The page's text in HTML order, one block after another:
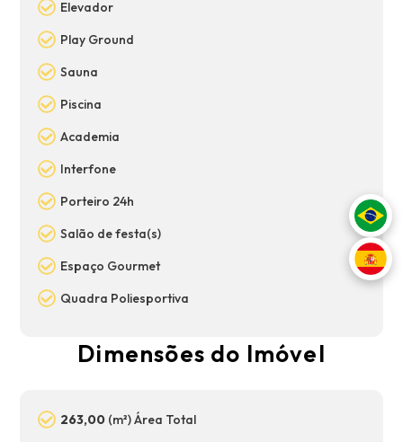
Elevador
Play Ground
Sauna
Piscina
Academia
Interfone
Porteiro 24h
Salão de festa(s)
Espaço Gourmet
Quadra Poliesportiva
Dimensões do Imóvel
263,00 (m²) Área Total